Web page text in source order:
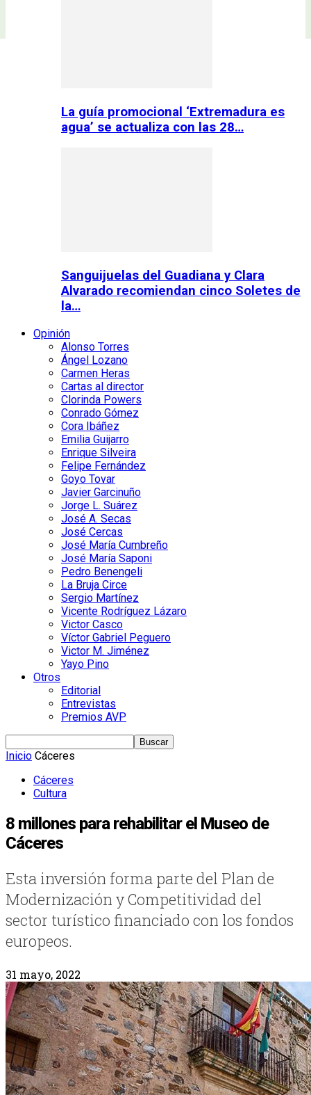
La guía promocional ‘Extremadura es
agua’ se actualiza con las 28…
Sanguijuelas del Guadiana y Clara
Alvarado recomiendan cinco Soletes de
la…
Opinión
Alonso Torres
Ángel Lozano
Carmen Heras
Cartas al director
Clorinda Powers
Conrado Gómez
Cora Ibáñez
Emilia Guijarro
Enrique Silveira
Felipe Fernández
Goyo Tovar
Javier Garcinuño
Jorge L. Suárez
José A. Secas
José Cercas
José María Cumbreño
José María Saponi
Pedro Benengeli
La Bruja Circe
Sergio Martínez
Vicente Rodríguez Lázaro
Victor Casco
Víctor Gabriel Peguero
Victor M. Jiménez
Yayo Pino
Otros
Editorial
Entrevistas
Premios AVP
Inicio Cáceres
Cáceres
Cultura
8 millones para rehabilitar el Museo de
Cáceres
Esta inversión forma parte del Plan de
Modernización y Competitividad del
sector turístico financiado con los fondos
europeos.
31 mayo, 2022